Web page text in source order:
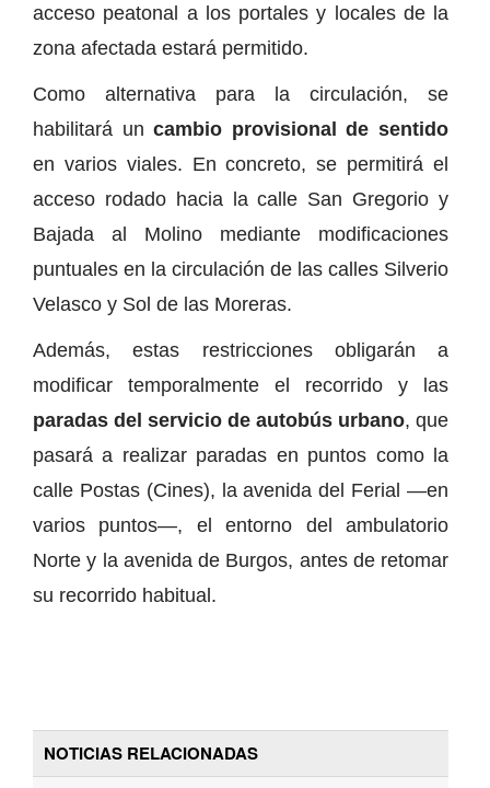
acceso peatonal a los portales y locales de la
zona afectada estará permitido.
Como alternativa para la circulación, se
habilitará uncambio provisional de sentido
en varios viales. En concreto, se permitirá el
acceso rodado hacia la calle San Gregorio y
Bajada al Molino mediante modificaciones
puntuales en la circulación de las calles Silverio
Velasco y Sol de las Moreras.
Además, estas restricciones obligarán a
modificar temporalmente el recorrido y las
paradas del servicio de autobús urbano, que
pasará a realizar paradas en puntos como la
calle Postas (Cines), la avenida del Ferial —en
varios puntos—, el entorno del ambulatorio
Norte y la avenida de Burgos, antes de retomar
su recorrido habitual.
NOTICIAS RELACIONADAS